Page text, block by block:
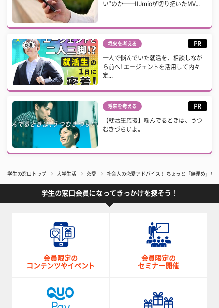
い”のか──IIJmioが切り拓いたMV...
将来を考える PR
一人で悩んでいた就活を、相談しなが
ら前へ! エージェントを活用して内々
定...
将来を考える PR
【就活生応援】噛んでるときは、うつ
むきづらいよ。
学生の窓口トップ 大学生活 恋愛 社会人の恋愛アドバイス！ ちょっと「無理め」な
学生の窓口会員になってきっかけを探そう！
会員限定の
コンテンツやイベント
会員限定の
セミナー開催